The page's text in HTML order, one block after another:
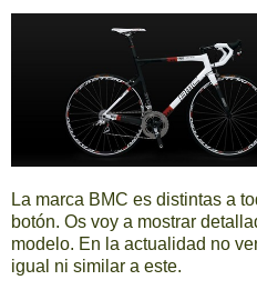
La marca BMC es distintas a
botón. Os voy a mostrar
modelo. En la actualidad no
igual ni similar a este.